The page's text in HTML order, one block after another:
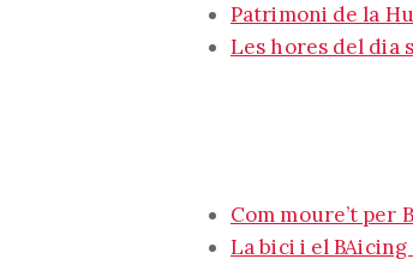
Patrimoni de la
Les hores del dia
Com moure’t per
La bici i el